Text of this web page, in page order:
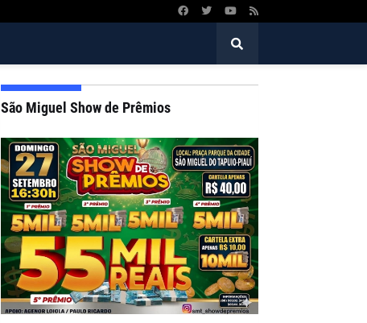
São Miguel Show de Prêmios